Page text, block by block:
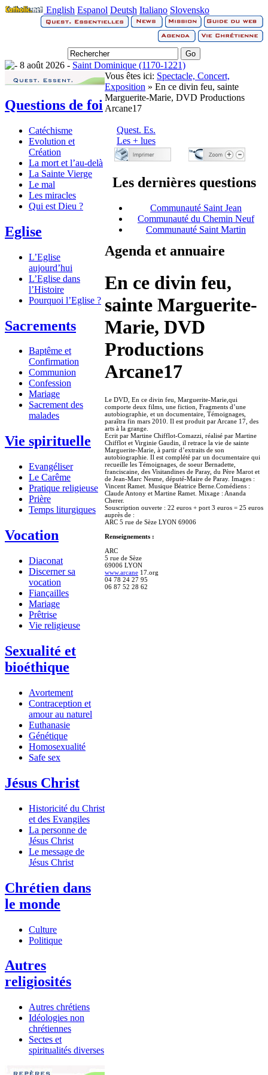
English Espanol Deutsh Italiano Slovensko
8 août 2026 - Saint Dominique (1170-1221)
Questions de foi
Catéchisme
Evolution et
Création
La mort et l’au-delà
La Sainte Vierge
Le mal
Les miracles
Qui est Dieu ?
Eglise
L’Eglise
aujourd’hui
L’Eglise dans
l’Histoire
Pourquoi l’Eglise ?
Sacrements
Baptême et
Confirmation
Communion
Confession
Mariage
Sacrement des
malades
Vie spirituelle
Evangéliser
Le Carême
Pratique religieuse
Prière
Temps liturgiques
Vocation
Diaconat
Discerner sa
vocation
Fiançailles
Mariage
Prêtrise
Vie religieuse
Sexualité et
bioéthique
Avortement
Contraception et
amour au naturel
Euthanasie
Génétique
Homosexualité
Safe sex
Jésus Christ
Historicité du Christ
et des Evangiles
La personne de
Jésus Christ
Le message de
Jésus Christ
Chrétien dans
le monde
Culture
Politique
Autres
religiosités
Autres chrétiens
Idéologies non
chrétiennes
Sectes et
spiritualités diverses
Vous êtes ici: Spectacle, Concert,
Exposition » En ce divin feu, sainte
Marguerite-Marie, DVD Productions
Arcane17
Quest. Es.
Les + lues
Les dernières questions
Communauté Saint Jean
Communauté du Chemin Neuf
Communauté Saint Martin
Agenda et annuaire
En ce divin feu,
sainte Marguerite-
Marie, DVD
Productions
Arcane17
Le DVD, En ce divin feu, Marguerite-Marie,qui
comporte deux films, une fiction, Fragments d’une
autobiographie, et un documentaire, Témoignages,
paraîtra fin mars 2010. Il est produit par Arcane 17, des
arts à la grange.
Ecrit par Martine Chifflot-Comazzi, réalisé par Martine
Chifflot et Virginie Gaudin, il retrace la vie de sainte
Marguerite-Marie, à partir d’extraits de son
autobiographie. Il est complété par un documentaire qui
recueille les Témoignages, de soeur Bernadette,
franciscaine, des Visitandines de Paray, du Père Marot et
de Jean-Marc Nesme, député-Maire de Paray. Images :
Vincent Ramet. Musique Béatrice Berne.Comédiens :
Claude Antony et Martine Ramet. Mixage : Ananda
Cherer.
Souscription ouverte : 22 euros + port 3 euros = 25 euros
auprès de :
ARC 5 rue de Sèze LYON 69006
Renseignements :
ARC
5 rue de Sèze
69006 LYON
www.arcane 17.org
04 78 24 27 95
06 87 52 28 62